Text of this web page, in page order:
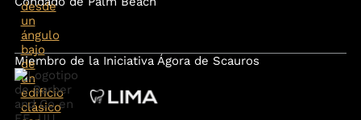
Miembro de la Iniciativa Ágora de Scauros